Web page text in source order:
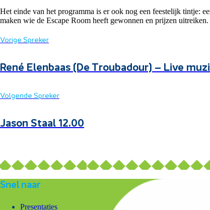
Het einde van het programma is er ook nog een feestelijk tintje:
maken wie de Escape Room heeft gewonnen en prijzen
Vorige Spreker
René Elenbaas (De Troubadour) – Live
Volgende Spreker
Jason Staal 12.00
Snel naar
Presentaties